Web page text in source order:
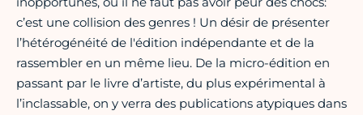
c’est une collision des genres ! Un désir de présenter
l’hétérogénéité de l'édition indépendante et de la
rassembler en un même lieu. De la micro-édition en
passant par le livre d’artiste, du plus expérimental à
l’inclassable, on y verra des publications atypiques dans